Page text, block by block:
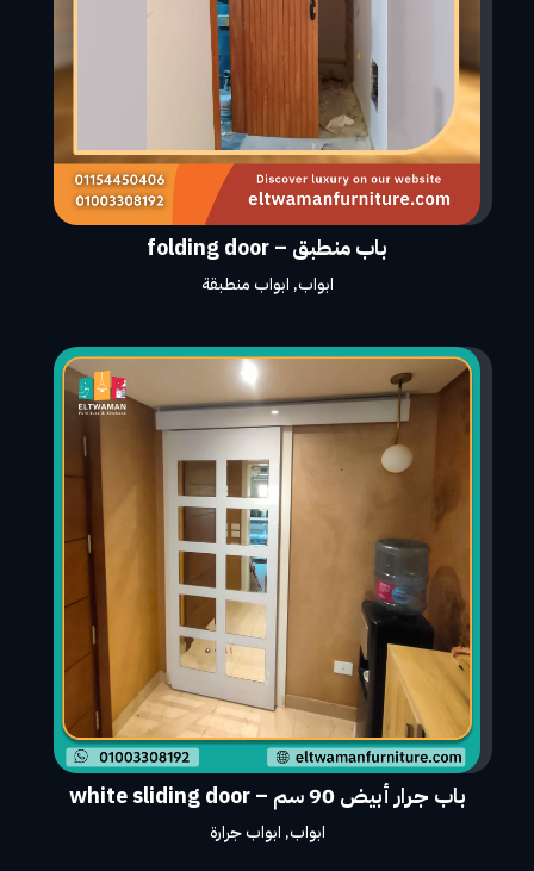
باب منطبق – folding door
ابواب, ابواب منطبقة
باب جرار أبيض 90 سم – white sliding door
ابواب,ابواب جرارة